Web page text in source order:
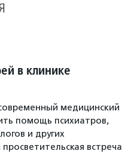
в клинике
медицинский
помощь психиатров,
и других
встреча